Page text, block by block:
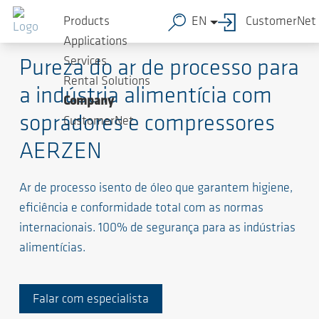
Quão seguro e limpo está seu ar de processo?
Pureza do ar de processo para
a indústria alimentícia com
sopradores e compressores
AERZEN
Ar de processo isento de óleo que garantem higiene,
eficiência e conformidade total com as normas
internacionais. 100% de segurança para as indústrias
alimentícias.
Falar com especialista
Products
Applications
Services
Rental Solutions
Company
CustomerNet
EN CustomerNet